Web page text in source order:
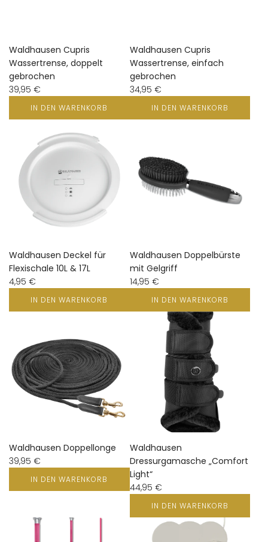
Waldhausen Cupris
Wassertrense, doppelt
gebrochen
39,95 €
IN DEN WARENKORB
Waldhausen Cupris
Wassertrense, einfach
gebrochen
34,95 €
IN DEN WARENKORB
Waldhausen Deckel für
Flexischale 10L & 17L
4,95 €
IN DEN WARENKORB
Waldhausen Doppelbürste
mit Gelgriff
14,95 €
IN DEN WARENKORB
Waldhausen Doppellonge
39,95 €
IN DEN WARENKORB
Waldhausen
Dressurgamasche „Comfort
Light“
44,95 €
IN DEN WARENKORB